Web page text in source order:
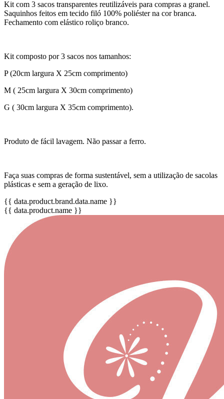
Kit com 3 sacos transparentes reutilizáveis para compras a granel.
Saquinhos feitos em tecido filó 100% poliéster na cor branca.
Fechamento com elástico roliço branco.
Kit composto por 3 sacos nos tamanhos:
P (20cm largura X 25cm comprimento)
M ( 25cm largura X 30cm comprimento)
G ( 30cm largura X 35cm comprimento).
Produto de fácil lavagem. Não passar a ferro.
Faça suas compras de forma sustentável, sem a utilização de sacolas
plásticas e sem a geração de lixo.
{{ data.product.brand.data.name }}
{{ data.product.name }}